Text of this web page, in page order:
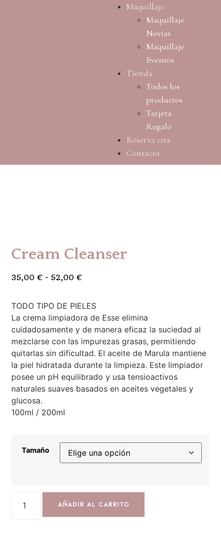
Maquillaje
Maquillaje
Novias
Maquillaje
Eventos
Tienda
Todos los
productos
Tarjeta
Regalo
Reserva cita
Contacto
Cream Cleanser
35,00€ - 52,00€
TODO TIPO DE PIELES
La crema limpiadora de Esse elimina
cuidadosamente y de manera eficaz la suciedad al
mezclarse con las impurezas grasas, permitiendo
quitarlas sin dificultad. El aceite de Marula mantiene
la piel hidratada durante la limpieza. Este limpiador
posee un pH equilibrado y usa tensioactivos
naturales suaves basados en aceites vegetales y
glucosa.
100ml / 200ml
Tamaño
AÑADIR AL CARRITO